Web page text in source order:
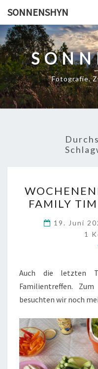
content
SONNENSHYN
Fotografie.
FAMILY
19. Juni
1
Auch die letzten
Familientreffen.
besuchten wir noch